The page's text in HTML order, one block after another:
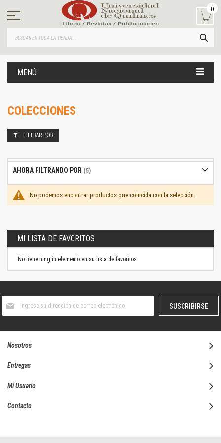
contenido
0
MENÚ
COLECCIONES
No podemos encontrar productos que coincida con la selección.
FILTRAR POR
AHORA FILTRANDO POR
MI LISTA DE FAVORITOS
No tiene ningún elemento en su lista de favoritos.
boletín
SUSCRIBIRSE
Nosotros
Entregas
Mi Usuario
Contacto